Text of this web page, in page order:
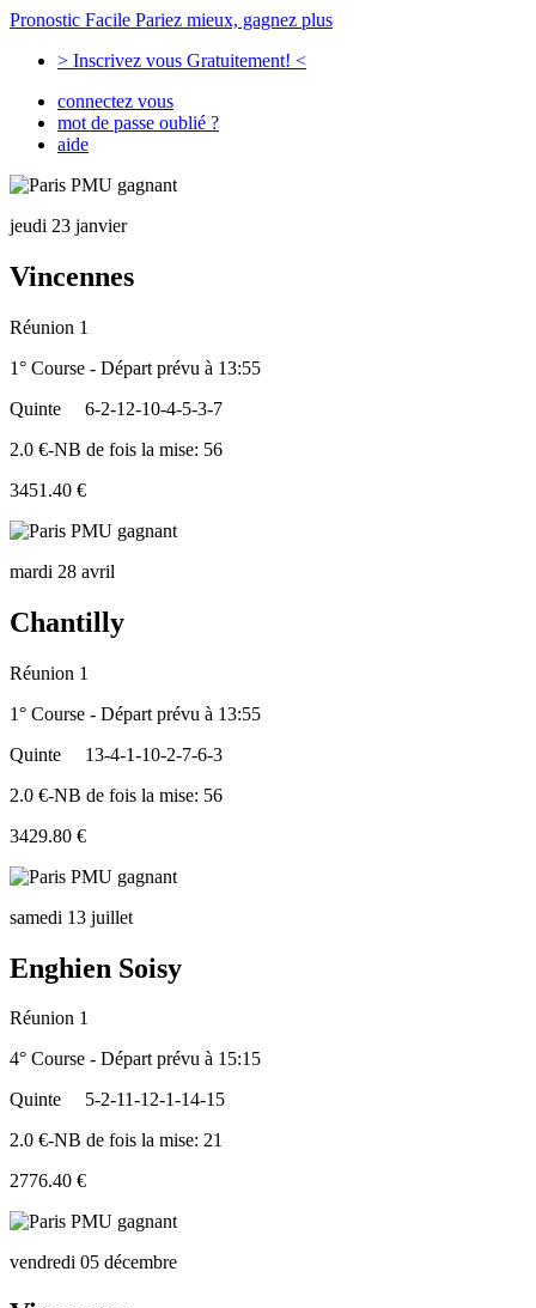
Pronostic Facile Pariez mieux, gagnez plus
> Inscrivez vous Gratuitement! <
connectez vous
mot de passe oublié ?
aide
jeudi 23 janvier
Vincennes
Réunion 1
1° Course - Départ prévu à 13:55
Quinte
6-2-12-10-4-5-3-7
2.0 €-NB de fois la mise: 56
3451.40 €
mardi 28 avril
Chantilly
Réunion 1
1° Course - Départ prévu à 13:55
Quinte
13-4-1-10-2-7-6-3
2.0 €-NB de fois la mise: 56
3429.80 €
samedi 13 juillet
Enghien Soisy
Réunion 1
4° Course - Départ prévu à 15:15
Quinte
5-2-11-12-1-14-15
2.0 €-NB de fois la mise: 21
2776.40 €
vendredi 05 décembre